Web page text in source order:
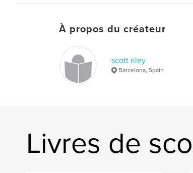
À propos du créateur
scott riley
Barcelona, Spain
Livres de